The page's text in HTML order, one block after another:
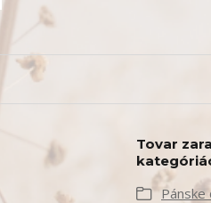
Tovar
Pánske